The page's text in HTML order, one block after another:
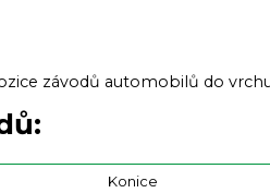
závodů automobilů do
Konice